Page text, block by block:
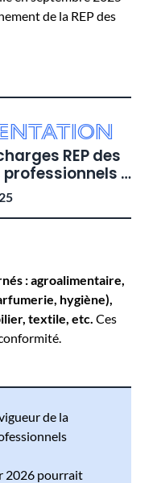
de la REP des
REP des
:
!
: agroalimentaire,
hygiène),
textile, etc. Ces
de la
2026 pourrait